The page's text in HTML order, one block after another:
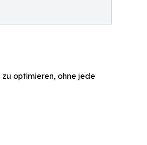
optimieren, ohne jede